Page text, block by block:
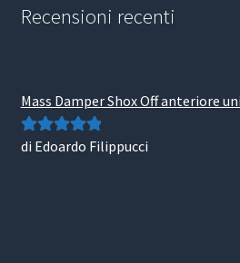
Recensioni recenti
Mass Damper Shox Off anteriore
Valutato5su
di Edoardo Filippucci